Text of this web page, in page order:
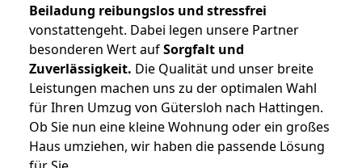
Beiladung reibungslos und stressfrei
vonstattengeht. Dabei legen unsere Partner
besonderen Wert aufSorgfalt und
Zuverlässigkeit. Die Qualität und unser breite
Leistungen machen uns zu der optimalen Wahl
für Ihren Umzug von Gütersloh nach Hattingen.
Ob Sie nun eine kleine Wohnung oder ein großes
Haus umziehen, wir haben die passende Lösung